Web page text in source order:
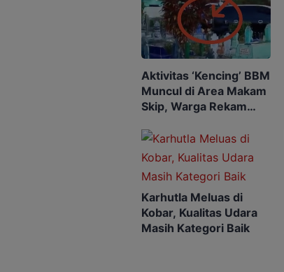
Aktivitas ‘Kencing’ BBM
Muncul di Area Makam
Skip, Warga Rekam
Karhutla Meluas di
Kobar, Kualitas Udara
Masih Kategori Baik